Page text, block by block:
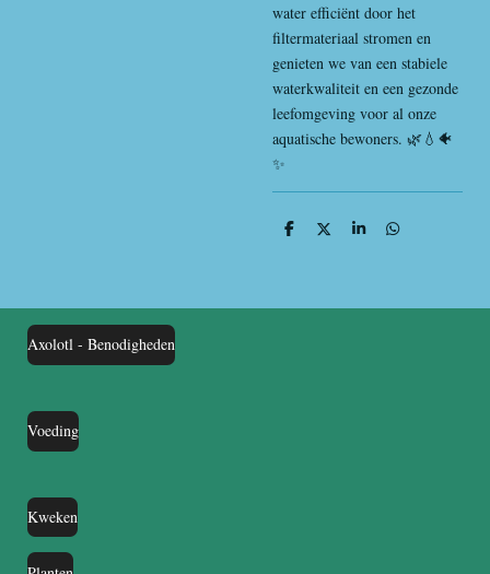
water efficiënt door het
filtermateriaal stromen en
genieten we van een stabiele
waterkwaliteit en een gezonde
leefomgeving voor al onze
aquatische bewoners. 🌿💧🐠
✨
D
D
S
D
Axolotl - Benodigheden
Voeding
Kweken